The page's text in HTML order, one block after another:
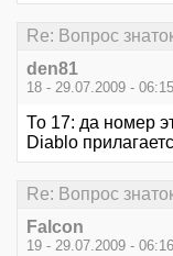
Re: Вопрос
den81
18 - 29.07.2009 - 06:15
То 17: да номер
Diablo
Re: Вопрос
Falcon
19 - 29.07.2009 - 06:16